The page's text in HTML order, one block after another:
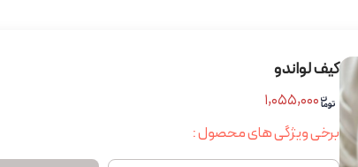
کیف لواندو
برخی ویژگی های محصول :